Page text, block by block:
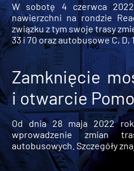
W sobotę 4 czerwca
nawierzchni na rondzie
związku z tym swoje trasy
33 i 70 oraz autobusowe C, D,
Zamknięcie
i otwarcie
Od dnia 28 maja 2022
wprowadzenie zmian
autobusowych. Szczegóły